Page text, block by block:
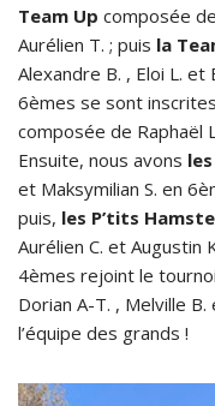
Team Up composée
Aurélien T. ; puis la
Alexandre B. , Eloi L.
6èmes se sont
composée de Raphaël
Ensuite, nous avons
et Maksymilian S. en
puis, les P’tits
Aurélien C. et Augustin
4èmes rejoint le
Dorian A-T. , Melville
l’équipe des grands !